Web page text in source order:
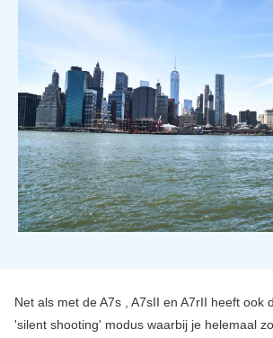
Net als met de A7s , A7sII en A7rII heeft ook
'silent shooting' modus waarbij je helemaal